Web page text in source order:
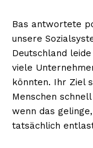
Bas antwortete
unsere
Deutschland
viele
könnten. Ihr Ziel
Menschen
wenn das
tatsächlich